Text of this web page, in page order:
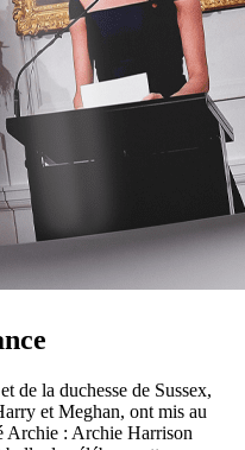
de la duchesse de Sussex,
et Meghan, ont mis au
Archie : Archie Harrison